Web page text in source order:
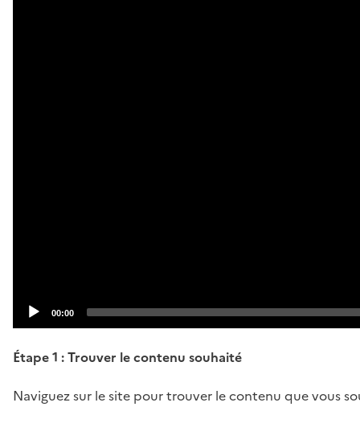
Current
00:00
Étape 1 : Trouver le contenu souhaité
Naviguez sur le site pour trouver le contenu que vous